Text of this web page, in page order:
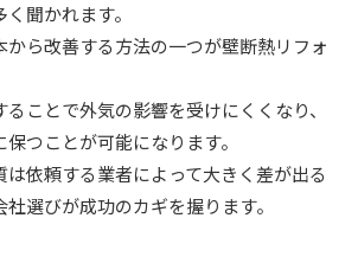
聞かれます。
から改善する方法の一つが壁断熱リフォ
ことで外気の影響を受けにくくなり、
つことが可能になります。
は依頼する業者によって大きく差が出る
選びが成功のカギを握ります。